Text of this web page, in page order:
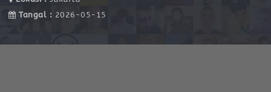
Tangal : 2026-05-15